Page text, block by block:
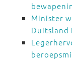
Minister
Duitsland